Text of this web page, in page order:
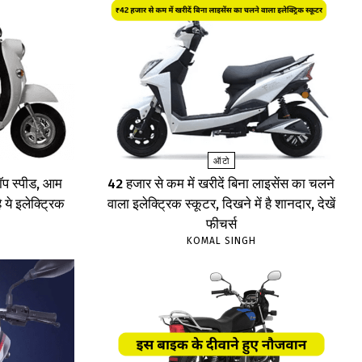
स्पीड, आम
इलेक्ट्रिक
ऑटो
₹42 हजार से कम में खरीदें बिना लाइसेंस का चलने
वाला इलेक्ट्रिक स्कूटर, दिखने में है शानदार, देखें
फीचर्स
KOMAL SINGH